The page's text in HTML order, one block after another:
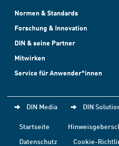
Normen & Standards
Forschung & Innovation
DIN & seine Partner
Mitwirken
Service für Anwender*innen
DIN Media DIN
Startseite
Datenschutz
Cookie-